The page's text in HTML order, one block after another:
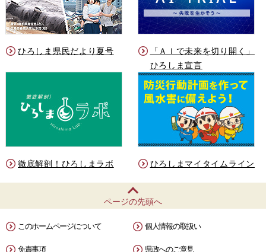
ひろしま県民だより夏号
「ＡＩで未来を切り開く」
ひろしま宣言
徹底解剖！ひろしまラボ ひろしまマイタイムライン
ページの先頭へ
このホームページについて 個人情報の取扱い
免責事項 県政へのご意見